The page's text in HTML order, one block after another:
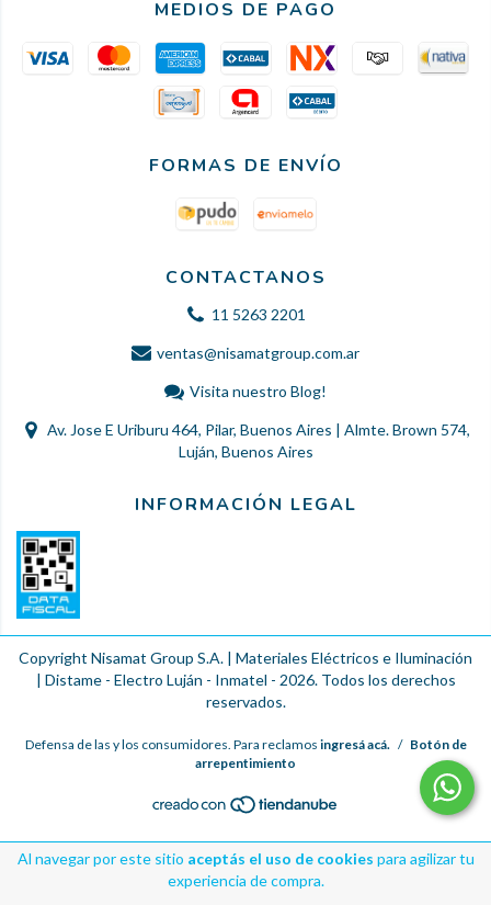
Al navegar por este sitio aceptás el uso de cookies para agilizar tu
experiencia de compra.
MEDIOS DE PAGO
FORMAS DE ENVÍO
CONTACTANOS
11 5263 2201
ventas@nisamatgroup.com.ar
Visita nuestro Blog!
Av. Jose E Uriburu 464, Pilar, Buenos Aires | Almte. Brown 574,
Luján, Buenos Aires
INFORMACIÓN LEGAL
Copyright Nisamat Group S.A. | Materiales Eléctricos e Iluminación
| Distame - Electro Luján - Inmatel - 2026. Todos los derechos
reservados.
Defensa de las y los consumidores. Para reclamos ingresá acá. / Botón de
arrepentimiento